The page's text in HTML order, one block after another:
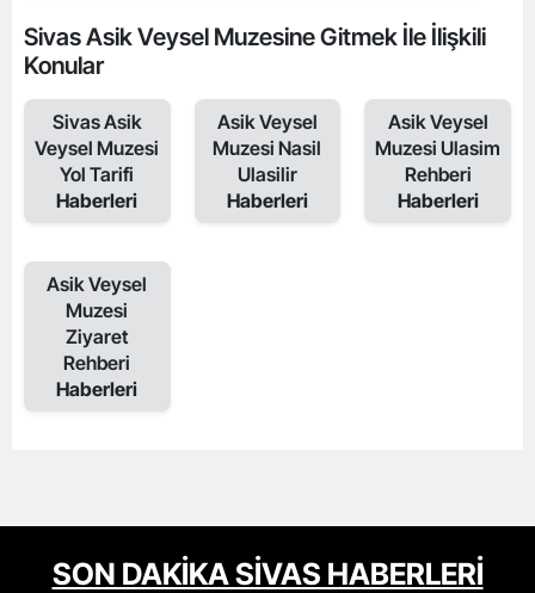
Sivas Asik Veysel Muzesine Gitmek İle İlişkili
Konular
Sivas Asik
Veysel Muzesi
Yol Tarifi
Haberleri
Asik Veysel
Muzesi Nasil
Ulasilir
Haberleri
Asik Veysel
Muzesi Ulasim
Rehberi
Haberleri
Asik Veysel
Muzesi
Ziyaret
Rehberi
Haberleri
SON DAKİKA SİVAS HABERLERİ